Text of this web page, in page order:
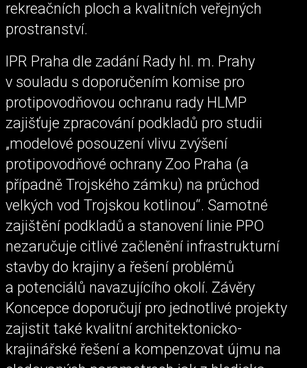
rekreačních ploch a kvalitních veřejných
prostranství.
IPR Praha dle zadání Rady hl. m. Prahy
v souladu s doporučením komise pro
protipovodňovou ochranu rady HLMP
zajišťuje zpracování podkladů pro studii
„modelové posouzení vlivu zvýšení
protipovodňové ochrany Zoo Praha (a
případně Trojského zámku) na průchod
velkých vod Trojskou kotlinou“. Samotné
zajištění podkladů a stanovení linie PPO
nezaručuje citlivé začlenění infrastrukturní
stavby do krajiny a řešení problémů
a potenciálů navazujícího okolí. Závěry
Koncepce doporučují pro jednotlivé projekty
zajistit také kvalitní architektonicko-
krajinářské řešení a kompenzovat újmu na